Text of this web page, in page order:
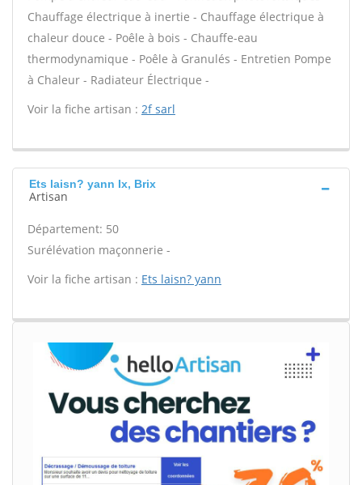
Chauffage électrique à inertie - Chauffage électrique à
chaleur douce - Poêle à bois - Chauffe-eau
thermodynamique - Poêle à Granulés - Entretien Pompe
à Chaleur - Radiateur Électrique -
Voir la fiche artisan : 2f sarl
Ets laisn? yann Ix, Brix
Artisan
Département: 50
Surélévation maçonnerie -
Voir la fiche artisan : Ets laisn? yann